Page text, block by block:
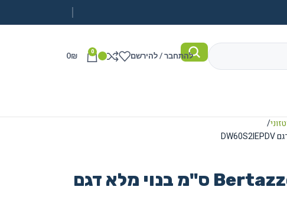
להתחבר / להירשם 0
0₪
מדיח כלים Bertazzoni 60 ס"מ בנוי מלא דגם